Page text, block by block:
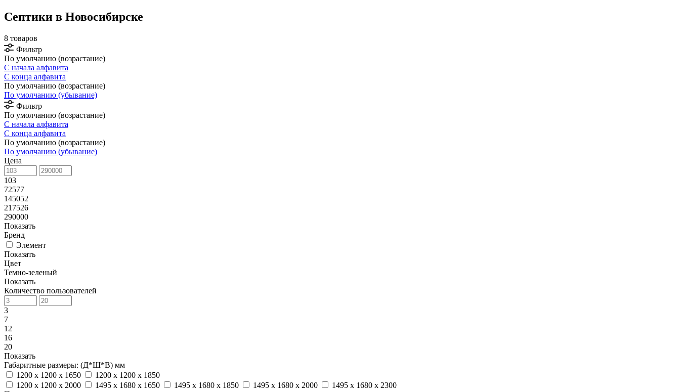
Септики в Новосибирске
8 товаров
Фильтр
По умолчанию (возрастание)
С начала алфавита
С конца алфавита
По умолчанию (возрастание)
По умолчанию (убывание)
Фильтр
По умолчанию (возрастание)
С начала алфавита
С конца алфавита
По умолчанию (возрастание)
По умолчанию (убывание)
Цена
103
72577
145052
217526
290000
Показать
Бренд
Элемент
Показать
Цвет
Темно-зеленый
Показать
Количество пользователей
3
7
12
16
20
Показать
Габаритные размеры: (Д*Ш*В) мм
1200 x 1200 x 1650
1200 x 1200 x 1850
1200 x 1200 x 2000
1495 x 1680 x 1650 1495 x 1680 x 1850 1495 x 1680 x 2000
1495 x 1680 x 2300